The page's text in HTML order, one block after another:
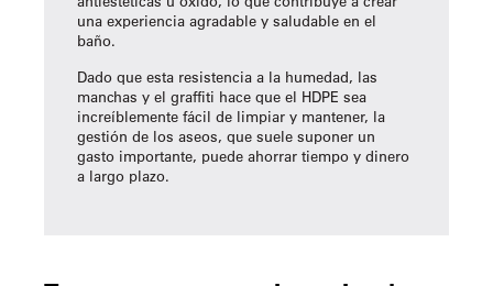
una experiencia agradable y saludable en el
baño.
Dado que esta resistencia a la humedad, las
manchas y el graffiti hace que el HDPE sea
increíblemente fácil de limpiar y mantener, la
gestión de los aseos, que suele suponer un
gasto importante, puede ahorrar tiempo y dinero
a largo plazo.